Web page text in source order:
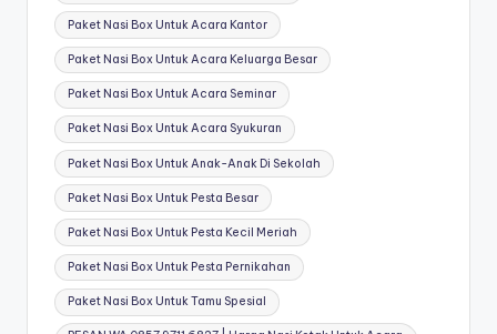
Paket Nasi Box Untuk Acara Kantor
Paket Nasi Box Untuk Acara Keluarga Besar
Paket Nasi Box Untuk Acara Seminar
Paket Nasi Box Untuk Acara Syukuran
Paket Nasi Box Untuk Anak-Anak Di Sekolah
Paket Nasi Box Untuk Pesta Besar
Paket Nasi Box Untuk Pesta Kecil Meriah
Paket Nasi Box Untuk Pesta Pernikahan
Paket Nasi Box Untuk Tamu Spesial